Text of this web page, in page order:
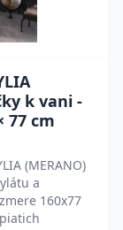
k vani -
77 cm
(MERANO)
a
160x77